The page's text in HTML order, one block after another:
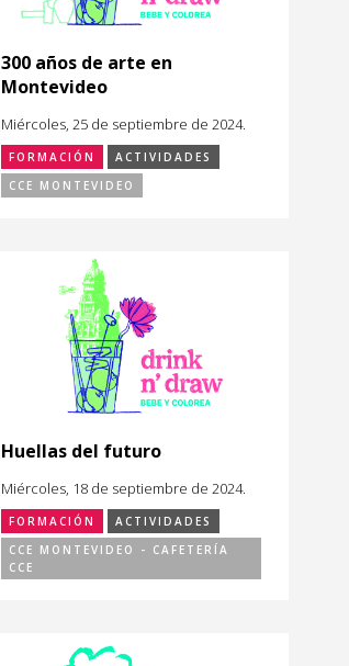
300 años de arte en
Montevideo
Miércoles, 25 de septiembre de 2024.
FORMACIÓN
ACTIVIDADES
CCE MONTEVIDEO
Huellas del futuro
Miércoles, 18 de septiembre de 2024.
FORMACIÓN
ACTIVIDADES
CCE MONTEVIDEO - CAFETERÍA
CCE